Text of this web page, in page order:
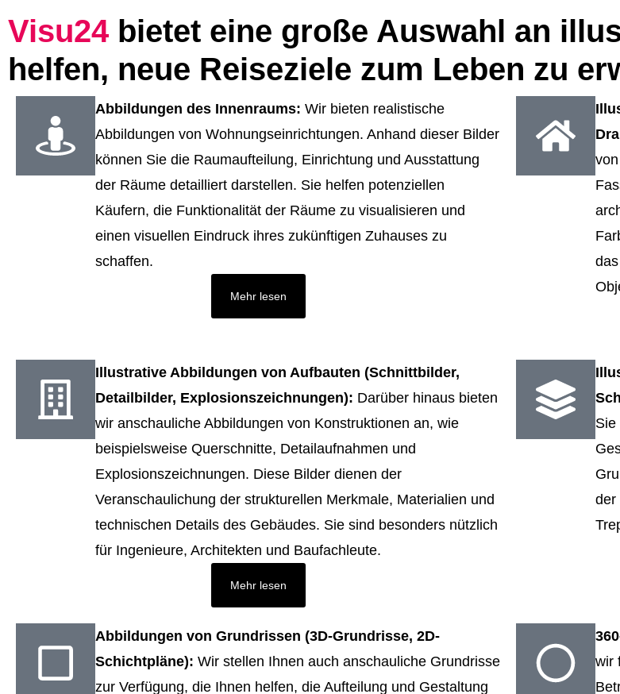
Visu24 bietet eine große Auswahl an
helfen, neue Reiseziele zum Leben zu
Abbildungen des Innenraums: Wir bieten realistische
Abbildungen von Wohnungseinrichtungen. Anhand dieser Bilder
können Sie die Raumaufteilung, Einrichtung und Ausstattung
der Räume detailliert darstellen. Sie helfen potenziellen
Käufern, die Funktionalität der Räume zu visualisieren und
einen visuellen Eindruck ihres zukünftigen Zuhauses zu
schaffen.
Mehr lesen
Illustrative Abbildungen von Aufbauten (Schnittbilder,
Detailbilder, Explosionszeichnungen): Darüber hinaus bieten
wir anschauliche Abbildungen von Konstruktionen an, wie
beispielsweise Querschnitte, Detailaufnahmen und
Explosionszeichnungen. Diese Bilder dienen der
Veranschaulichung der strukturellen Merkmale, Materialien und
technischen Details des Gebäudes. Sie sind besonders nützlich
für Ingenieure, Architekten und Baufachleute.
Mehr lesen
Sie
der
Abbildungen von Grundrissen (3D-Grundrisse, 2D-
Schichtpläne): Wir stellen Ihnen auch anschauliche Grundrisse
zur Verfügung, die Ihnen helfen, die Aufteilung und Gestaltung
wir